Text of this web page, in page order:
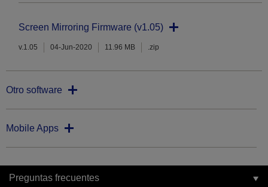
Screen Mirroring Firmware (v1.05)
v.1.05 04-Jun-2020 11.96 MB .zip
Otro software
Mobile Apps
Preguntas frecuentes